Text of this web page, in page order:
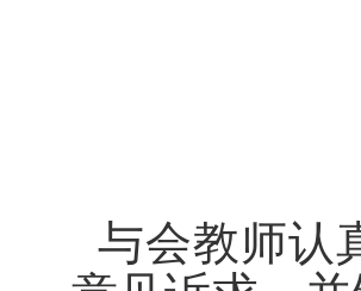
与会教师认